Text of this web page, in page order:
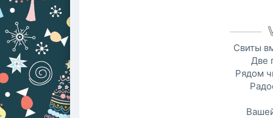
Свиты
Две
Рядом